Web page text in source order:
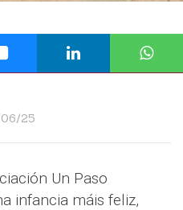
25
Un Paso
infancia máis feliz,